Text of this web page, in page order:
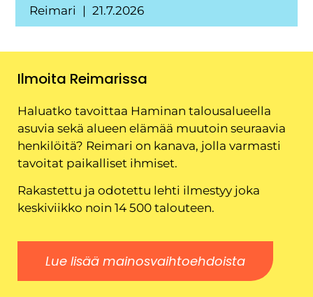
Reimari 21.7.2026
Ilmoita Reimarissa
Haluatko tavoittaa Haminan talousalueella
asuvia sekä alueen elämää muutoin seuraavia
henkilöitä? Reimari on kanava, jolla varmasti
tavoitat paikalliset ihmiset.
Rakastettu ja odotettu lehti ilmestyy joka
keskiviikko noin 14 500 talouteen.
Lue lisää mainosvaihtoehdoista